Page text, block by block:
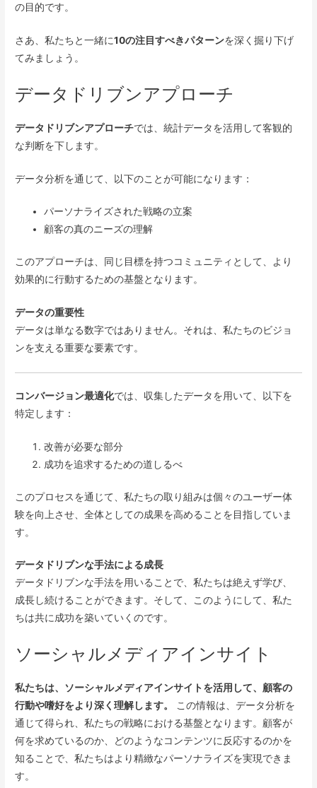
の目的です。
さあ、私たちと一緒に10の注目すべきパターンを深く掘り下げ
てみましょう。
データドリブンアプローチ
データドリブンアプローチでは、統計データを活用して客観的
な判断を下します。
データ分析を通じて、以下のことが可能になります：
パーソナライズされた戦略の立案
顧客の真のニーズの理解
このアプローチは、同じ目標を持つコミュニティとして、より
効果的に行動するための基盤となります。
データの重要性
データは単なる数字ではありません。それは、私たちのビジョ
ンを支える重要な要素です。
コンバージョン最適化では、収集したデータを用いて、以下を
特定します：
改善が必要な部分
成功を追求するための道しるべ
このプロセスを通じて、私たちの取り組みは個々のユーザー体
験を向上させ、全体としての成果を高めることを目指していま
す。
データドリブンな手法による成長
データドリブンな手法を用いることで、私たちは絶えず学び、
成長し続けることができます。そして、このようにして、私た
ちは共に成功を築いていくのです。
ソーシャルメディアインサイト
私たちは、ソーシャルメディアインサイトを活用して、顧客の
行動や嗜好をより深く理解します。
この情報は、データ分析を
通じて得られ、私たちの戦略における基盤となります。顧客が
何を求めているのか、どのようなコンテンツに反応するのかを
知ることで、私たちはより精緻なパーソナライズを実現できま
す。